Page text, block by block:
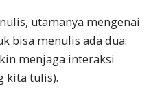
utamanya mengenai
bisa menulis ada dua:
menjaga interaksi
kita tulis).